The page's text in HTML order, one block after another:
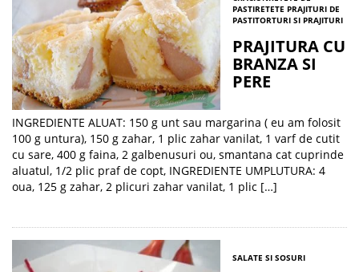
PASTIRETETE PRAJITURI DE
PASTITORTURI SI PRAJITURI
PRAJITURA CU
BRANZA SI
PERE
INGREDIENTE ALUAT: 150 g unt sau margarina ( eu am folosit
100 g untura), 150 g zahar, 1 plic zahar vanilat, 1 varf de cutit
cu sare, 400 g faina, 2 galbenusuri ou, smantana cat cuprinde
aluatul, 1/2 plic praf de copt, INGREDIENTE UMPLUTURA: 4
oua, 125 g zahar, 2 plicuri zahar vanilat, 1 plic […]
SALATE SI SOSURI